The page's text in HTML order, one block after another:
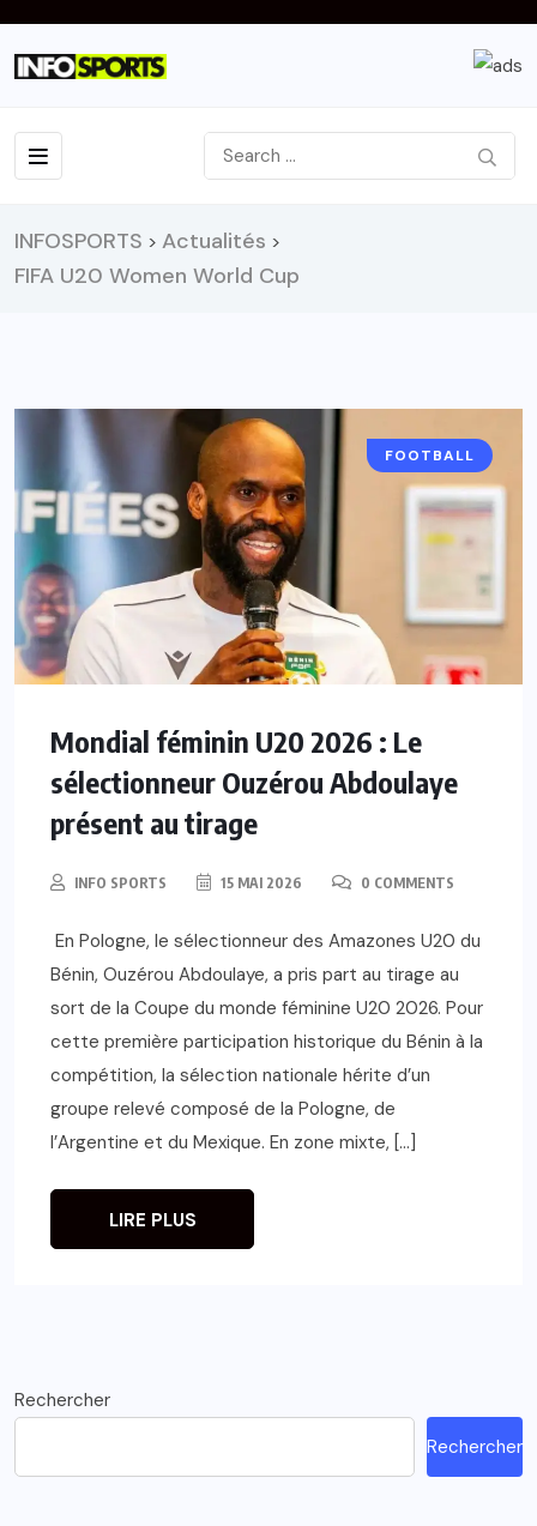
INFOSPORTS > Actualités >
FIFA U20 Women World Cup
FOOTBALL
Mondial féminin U20 2026 : Le
sélectionneur Ouzérou Abdoulaye
présent au tirage
INFO SPORTS 15 MAI 2026 0 COMMENTS
En Pologne, le sélectionneur des Amazones U20 du
Bénin, Ouzérou Abdoulaye, a pris part au tirage au
sort de la Coupe du monde féminine U20 2026. Pour
cette première participation historique du Bénin à la
compétition, la sélection nationale hérite d’un
groupe relevé composé de la Pologne, de
l’Argentine et du Mexique. En zone mixte, […]
LIRE PLUS
Rechercher
Rechercher